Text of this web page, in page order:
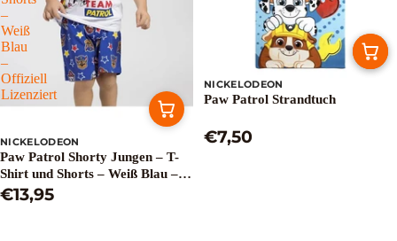
–
Weiß
Blau
–
Offiziell
Lizenziert
NICKELODEON
Paw Patrol Shorty Jungen – T-
Shirt und Shorts – Weiß Blau –
Offiziell Lizenziert
€13,95
NICKELODEON
Paw Patrol Strandtuch
€7,50